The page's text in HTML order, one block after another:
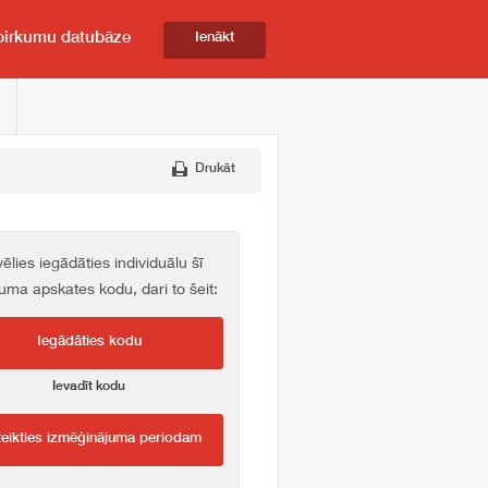
datubāze Ienākt
Drukāt
iegādāties individuālu šī
apskates kodu, dari to šeit:
Iegādāties kodu
Ievadīt kodu
izmēģinājuma periodam